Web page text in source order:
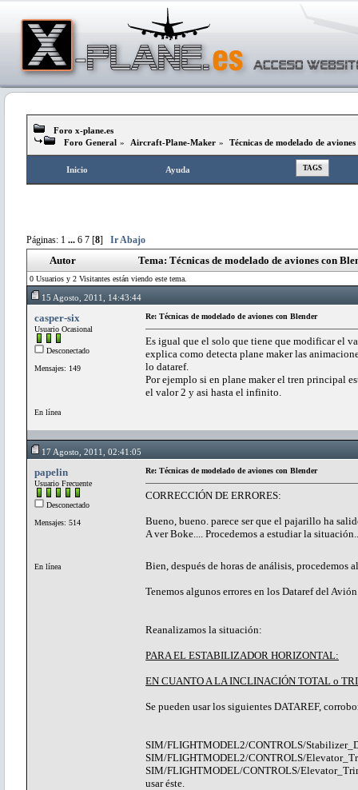
Foro x-plane.es
Foro General » Aircraft-Plane-Maker » Técnicas de modelado de
Inicio Ayuda TAGS
Páginas: 1 ... 6 7 [8] Ir Abajo
Autor Tema: Técnicas de modelado de aviones con
0 Usuarios y 2 Visitantes están viendo este tema.
15 Agosto, 2011, 14:43:44
casper-six
Usuario Ocasional
Desconectado
Mensajes: 149
En línea
Re: Técnicas de modelado de aviones con Blender
Es igual que el solo que tiene que modificar el
explica como detecta plane maker las
lo dataref.
Por ejemplo si en plane maker el tren principal
el valor 2 y asi hasta el infinito.
17 Agosto, 2011, 02:41:05
papelin
Usuario Frecuente
Desconectado
Mensajes: 514
En línea
Re: Técnicas de modelado de aviones con Blender
CORRECCIÓN DE ERRORES:
Bueno, bueno. parece ser que el pajarillo ha
A ver Boke.... Procedemos a estudiar la
Bien, después de horas de análisis,
Tenemos algunos errores en los Dataref del
Reanalizamos la situación:
PARA EL ESTABILIZADOR HORIZONTAL:
EN CUANTO A LA INCLINACIÓN TOTAL o
Se pueden usar los siguientes DATAREF,
SIM/FLIGHTMODEL2/CONTROLS/
SIM/FLIGHTMODEL2/CONTROLS/
SIM/FLIGHTMODEL/CONTROLS/
usar éste.